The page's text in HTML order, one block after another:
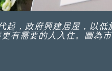
起，政府興建居屋，以
更有需要的人入住。圖為